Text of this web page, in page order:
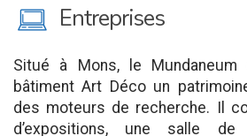
M Entreprises
Situé à Mons, le Mundaneum
bâtiment Art Déco un
des moteurs de recherche. Il
d’expositions, une salle de